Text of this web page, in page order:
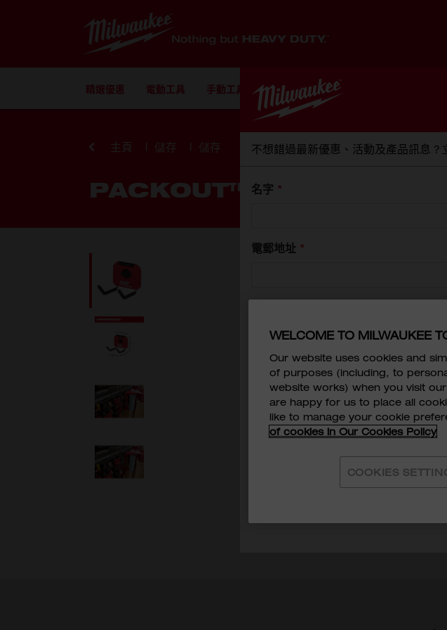
不想錯過最新優惠、活動及產品訊息？
名字 *
電郵地址 *
*
我已閱讀並同意 服務條款及細則,
MILWAUKEE TOOL ASIA 的私隱政
我同意MILWAUKEE TOOL
精選優惠 電動工具 手動工具 配件 儲存
主頁 儲存 儲存
PACKOUT™ 配套短直掛勾
WELCOME TO MILWAUKEE
Our website uses cookies and
of purposes (including, to
website works) when you visit
are happy for us to place all
like to manage your cookie
of cookies in Our Cookies Policy
COOKIES